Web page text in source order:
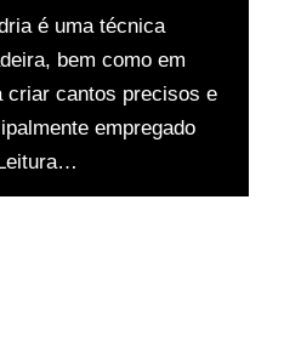
é uma técnica
bem como em
criar cantos precisos e
empregado